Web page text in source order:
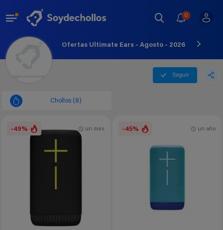
0
Ofertas Ultimate Ears - Agosto - 2026
Seguir
Chollos (8)
-49% un mes -45% un año